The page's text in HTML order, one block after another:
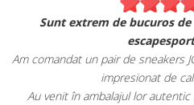
Sunt extrem de bucuros
Am comandat un pair de sneakers
impresionat de
Au venit în ambalajul lor